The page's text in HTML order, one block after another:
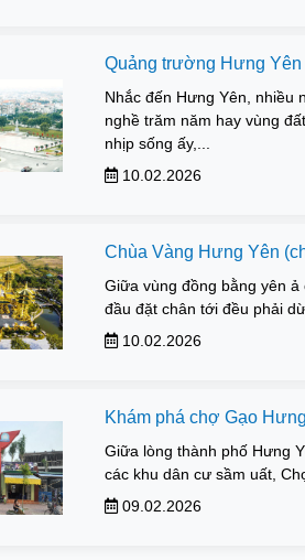
Quảng trường Hưng
Nhắc đến Hưng Yên, nhiều
nghề trăm năm hay vùng
nhịp sống ấy,...
10.02.2026
Chùa Vàng Hưng Yên​
Giữa vùng đồng bằng yên
đầu đặt chân tới đều phải
10.02.2026
Khám phá chợ Gạo
Giữa lòng thành phố Hưng
các khu dân cư sầm uất,
09.02.2026